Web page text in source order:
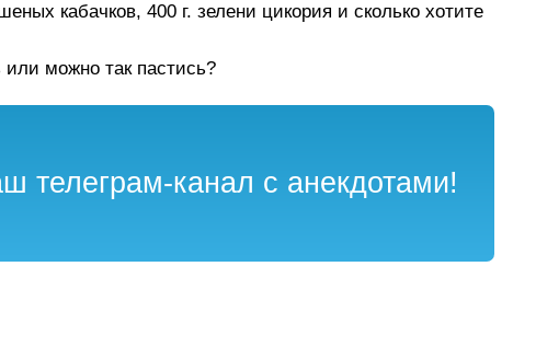
кабачков, 400 г. зелени цикория и сколько хотите
можно так пастись?
телеграм-канал с анекдотами!